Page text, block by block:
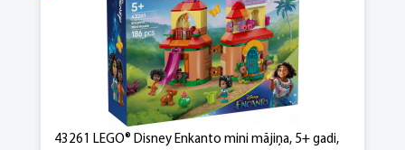
43261 LEGO® Disney Enkanto mini mājiņa, 5+ gadi,